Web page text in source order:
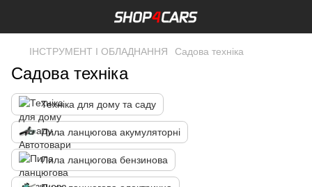
ІНСТРУМЕНТ І ОБЛАДНАННЯ Садова техніка
Садова техніка
Техніка для дому та саду
Пила ланцюгова акумуляторні
Пила ланцюгова бензинова